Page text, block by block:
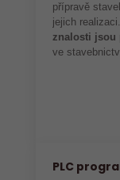
přípravě
jejich
znalosti jsou
ve
PLC